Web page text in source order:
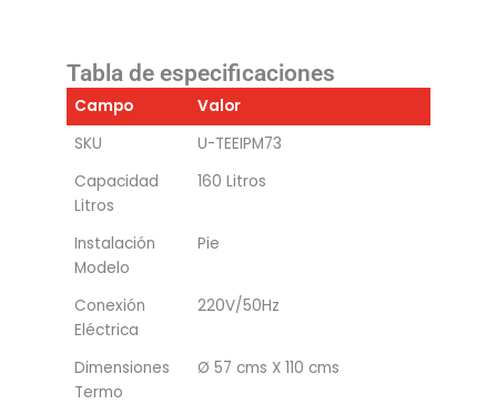
Tabla de especificaciones
Campo
Valor
SKU
U-TEEIPM73
Capacidad
Litros
160 Litros
Instalación
Modelo
Pie
Conexión
Eléctrica
220V/50Hz
Dimensiones
Termo
Ø 57 cms X 110 cms